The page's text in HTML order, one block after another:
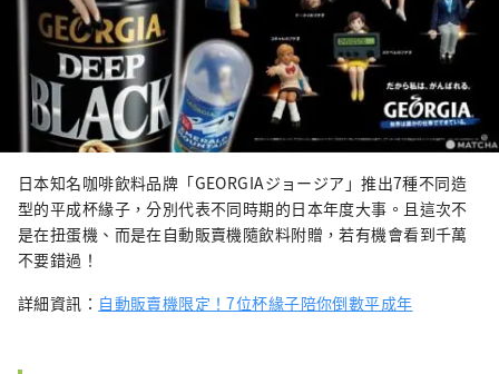
日本知名咖啡飲料品牌「GEORGIAジョージア」推出7種不同造
型的平成杯緣子，分別代表不同時期的日本年度大事。且這次不
是在扭蛋機、而是在自動販賣機隨飲料附贈，若有機會看到千萬
不要錯過！
詳細資訊： 自動販賣機限定！7位杯緣子陪你倒數平成年